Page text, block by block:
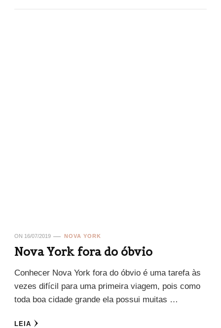
ON 16/07/2019 NOVA YORK
Nova York fora do óbvio
Conhecer Nova York fora do óbvio é uma tarefa às
vezes difícil para uma primeira viagem, pois como
toda boa cidade grande ela possui muitas …
LEIA